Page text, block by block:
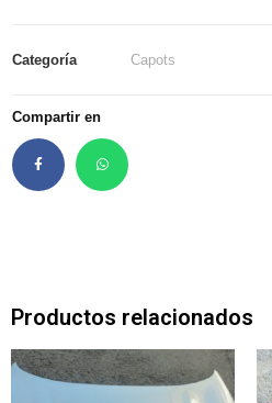
Categoría Capots
Compartir en
Productos relacionados